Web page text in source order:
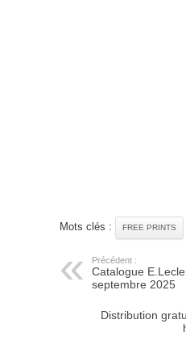
Mots clés : FREE PRINTS
Précédent :
Catalogue
septembre 2025
Distribution